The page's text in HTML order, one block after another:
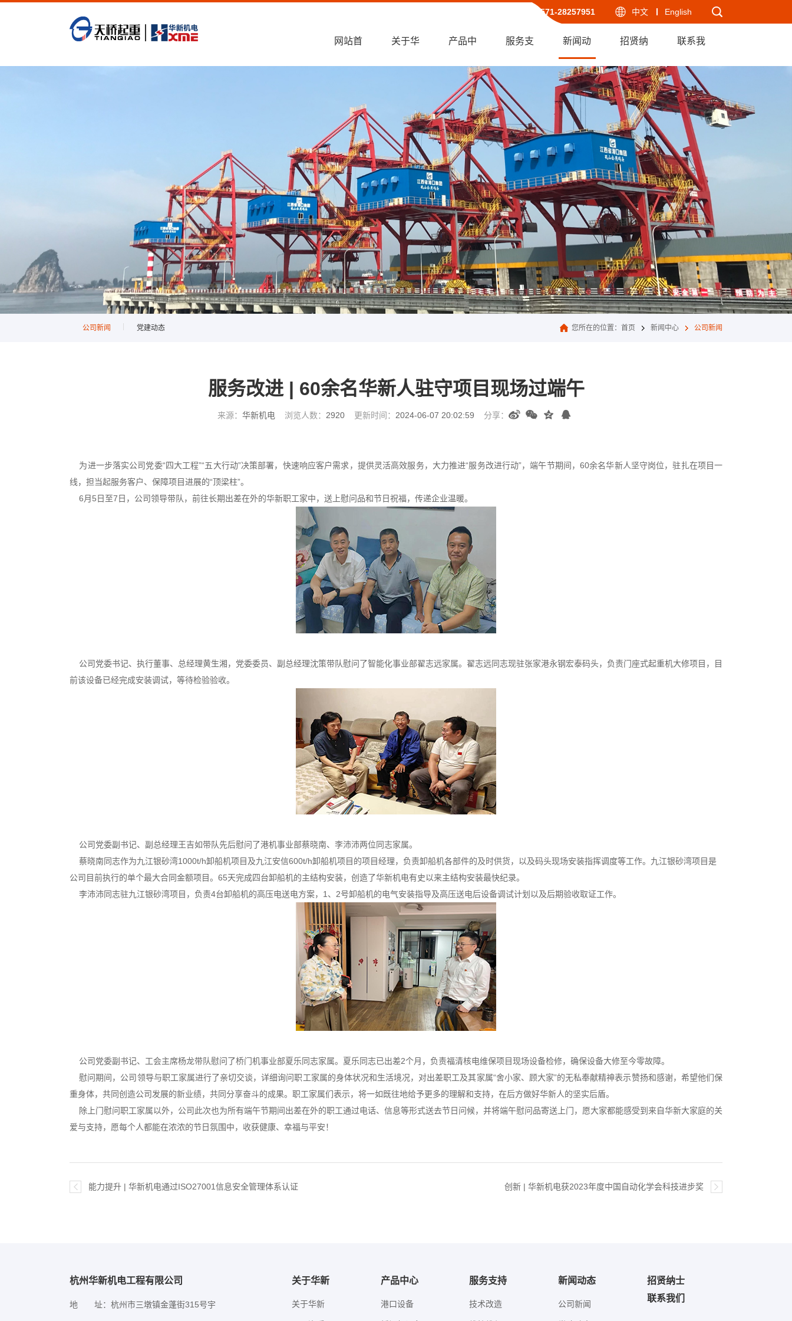
中文 English
销售热线：+86-571-28257951
网站首 关于华 产品中 服务支 新闻动
态
招贤纳
士
联系我
们
公司新闻 党建动态 您所在的位置： 首页 新闻中心 公司新闻
服务改进 | 60余名华新人驻守项目现场过端午
来源： 华新机电 浏览人数： 2920 更新时间： 2024-06-07 20:02:59 分享：
为进一步落实公司党委“四大工程”“五大行动”决策部署，快速响应客户需求，提供灵活高效服务，大力推进“服务改进行动”，端午节期间，60余名华新人坚守岗位，驻扎在项目一
线，担当起服务客户、保障项目进展的“顶梁柱”。
6月5日至7日，公司领导带队，前往长期出差在外的华新职工家中，送上慰问品和节日祝福，传递企业温暖。
公司党委书记、执行董事、总经理黄生湘，党委委员、副总经理沈策带队慰问了智能化事业部翟志远家属。翟志远同志现驻张家港永钢宏泰码头，负责门座式起重机大修项目，目
前该设备已经完成安装调试，等待检验验收。
公司党委副书记、副总经理王吉如带队先后慰问了港机事业部蔡晓南、李沛沛两位同志家属。
蔡晓南同志作为九江银砂湾1000t/h卸船机项目及九江安信600t/h卸船机项目的项目经理，负责卸船机各部件的及时供货，以及码头现场安装指挥调度等工作。九江银砂湾项目是
公司目前执行的单个最大合同金额项目。65天完成四台卸船机的主结构安装，创造了华新机电有史以来主结构安装最快纪录。
李沛沛同志驻九江银砂湾项目，负责4台卸船机的高压电送电方案，1、2号卸船机的电气安装指导及高压送电后设备调试计划以及后期验收取证工作。
公司党委副书记、工会主席杨龙带队慰问了桥门机事业部夏乐同志家属。夏乐同志已出差2个月，负责福清核电维保项目现场设备检修，确保设备大修至今零故障。
慰问期间，公司领导与职工家属进行了亲切交谈，详细询问职工家属的身体状况和生活境况，对出差职工及其家属“舍小家、顾大家”的无私奉献精神表示赞扬和感谢，希望他们保
重身体，共同创造公司发展的新业绩，共同分享奋斗的成果。职工家属们表示，将一如既往地给予更多的理解和支持，在后方做好华新人的坚实后盾。
除上门慰问职工家属以外，公司此次也为所有端午节期间出差在外的职工通过电话、信息等形式送去节日问候，并将端午慰问品寄送上门，愿大家都能感受到来自华新大家庭的关
爱与支持，愿每个人都能在浓浓的节日氛围中，收获健康、幸福与平安！
能力提升 | 华新机电通过ISO27001信息安全管理体系认证 创新 | 华新机电获2023年度中国自动化学会科技进步奖
杭州华新机电工程有限公司
地 址：杭州市三墩镇金蓬街315号宇
关于华新
关于华新
产品中心
港口设备
服务支持
技术改造
新闻动态
公司新闻
招贤纳士
联系我们